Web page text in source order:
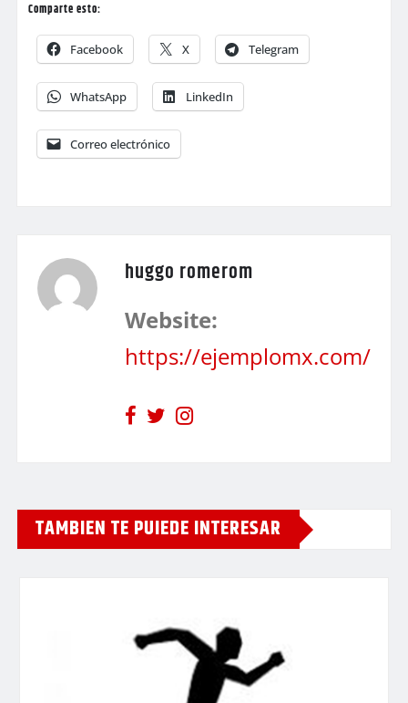
Comparte esto:
Facebook X Telegram
WhatsApp LinkedIn
Correo electrónico
huggo romerom
Website:
https://ejemplomx.com/
TAMBIEN TE PUIEDE INTERESAR